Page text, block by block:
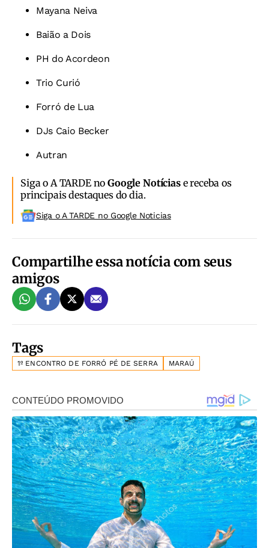
Mayana Neiva
Baião a Dois
PH do Acordeon
Trio Curió
Forró de Lua
DJs Caio Becker
Autran
Siga o A TARDE noGoogle Notíciase receba os
principais destaques do dia.
Siga o A TARDE no Google Noticias
Compartilhe essa notícia com seus
amigos
Tags
1º ENCONTRO DE FORRÓ PÉ DE SERRA MARAÚ